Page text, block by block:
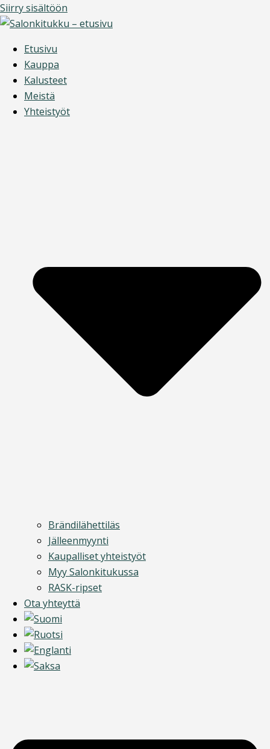
Siirry sisältöön
Etusivu
Kauppa
Kalusteet
Meistä
Yhteistyöt
Brändilähettiläs
Jälleenmyynti
Kaupalliset yhteistyöt
Myy Salonkitukussa
RASK-ripset
Ota yhteyttä